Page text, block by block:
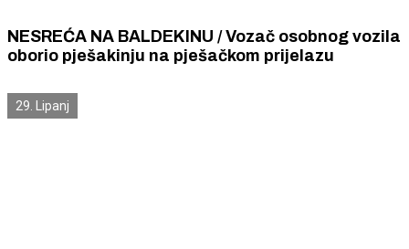
NESREĆA NA BALDEKINU / Vozač osobnog vozila
oborio pješakinju na pješačkom prijelazu
29. Lipanj